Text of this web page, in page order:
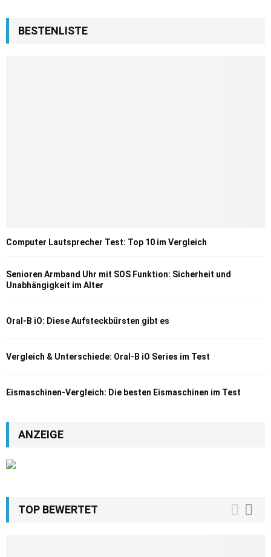
BESTENLISTE
Computer Lautsprecher Test: Top 10 im Vergleich
Senioren Armband Uhr mit SOS Funktion: Sicherheit und
Unabhängigkeit im Alter
Oral-B iO: Diese Aufsteckbürsten gibt es
Vergleich & Unterschiede: Oral-B iO Series im Test
Eismaschinen-Vergleich: Die besten Eismaschinen im Test
ANZEIGE
TOP BEWERTET